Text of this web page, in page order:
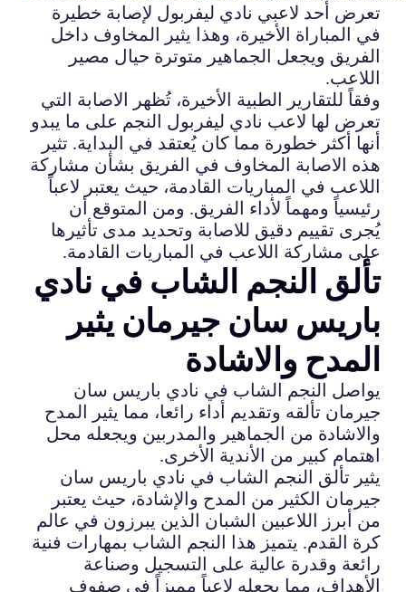
تعرض أحد لاعبي نادي ليفربول لإصابة خطيرة
في المباراة الأخيرة، وهذا يثير المخاوف داخل
الفريق ويجعل الجماهير متوترة حيال مصير
اللاعب.
وفقاً للتقارير الطبية الأخيرة، تُظهر الاصابة التي
تعرض لها لاعب نادي ليفربول النجم على ما يبدو
أنها أكثر خطورة مما كان يُعتقد في البداية. تثير
هذه الاصابة المخاوف في الفريق بشأن مشاركة
اللاعب في المباريات القادمة، حيث يعتبر لاعباً
رئيسياً ومهماً لأداء الفريق. ومن المتوقع أن
يُجرى تقييم دقيق للاصابة وتحديد مدى تأثيرها
على مشاركة اللاعب في المباريات القادمة.
تألق النجم الشاب في نادي
باريس سان جيرمان يثير
المدح والاشادة
يواصل النجم الشاب في نادي باريس سان
جيرمان تألقه وتقديم أداء رائعا، مما يثير المدح
والاشادة من الجماهير والمدربين ويجعله محل
اهتمام كبير من الأندية الأخرى.
يثير تألق النجم الشاب في نادي باريس سان
جيرمان الكثير من المدح والإشادة، حيث يعتبر
من أبرز اللاعبين الشبان الذين يبرزون في عالم
كرة القدم. يتميز هذا النجم الشاب بمهارات فنية
رائعة وقدرة عالية على التسجيل وصناعة
الأهداف، مما يجعله لاعباً مميزاً في صفوف